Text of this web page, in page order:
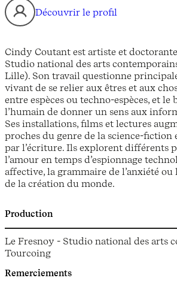
Découvrir le profil
Cindy Coutant est artiste et
Studio national des arts
Lille). Son travail questionne
vivant de se relier aux êtres et aux
entre espèces ou techno-espèces, et le
l’humain de donner un sens aux
Ses installations, films et lectures
proches du genre de la science-fiction
par l’écriture. Ils explorent différents
l’amour en temps d’espionnage
affective, la grammaire de l’anxiété
de la création du monde.
Production
Le Fresnoy - Studio national des arts
Tourcoing
Remerciements